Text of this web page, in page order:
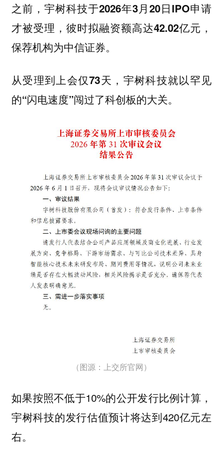
之前，宇树科技于2026年3月20日IPO申请
才被受理，彼时拟融资额高达42.02亿元，
保荐机构为中信证券。
从受理到上会仅73天，宇树科技就以罕见
的“闪电速度”闯过了科创板的大关。
（图源：上交所官网）
如果按照不低于10%的公开发行比例计算，
宇树科技的发行估值预计将达到420亿元左
右。